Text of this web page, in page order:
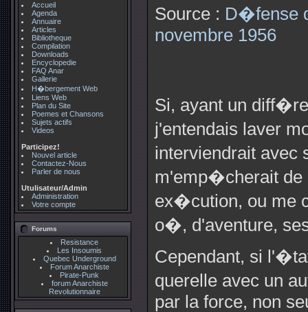
Accueil
Agenda
Annuaire
Articles
Bibliotheque
Compilation
Downloads
Encyclopedie
FAQ Anar
Gallerie
H�bergement Web
Liens Web
Plan du Site
Poemes et Chansons
Sujets actifs
Videos
Participez!
Nouvel article
Contactez-Nous
Parler de nous
Utulisateur/Admin
Administration
Votre compte
Forums
Resistance
Les Insoumis
Quebec Underground
Forum Anarchiste
Pirate-Punk
forum Anarchiste
Revolutionnaire
Source : D�fense
novembre 1956
Si, ayant un
j'entendais laver
interviendrait avec
m'emp�cherait
ex�cution, ou me
o�, d'aventure,
Cependant, si
querelle avec un
par la force, non